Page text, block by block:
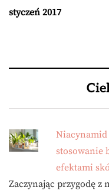
styczeń 2017
Niacynamid
stosowanie
efektami
Zaczynając przygodę z